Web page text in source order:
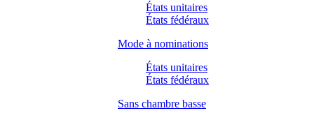
États unitaires
États fédéraux
Mode à nominations
États unitaires
États fédéraux
Sans chambre basse